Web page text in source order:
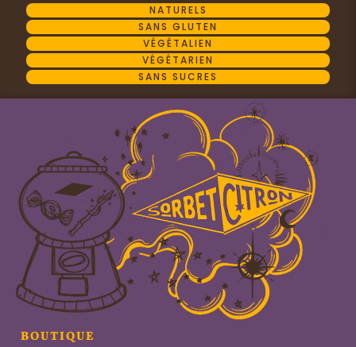
NATURELS
SANS GLUTEN
VÉGÉTALIEN
VÉGÉTARIEN
SANS SUCRES
BOUTIQUE